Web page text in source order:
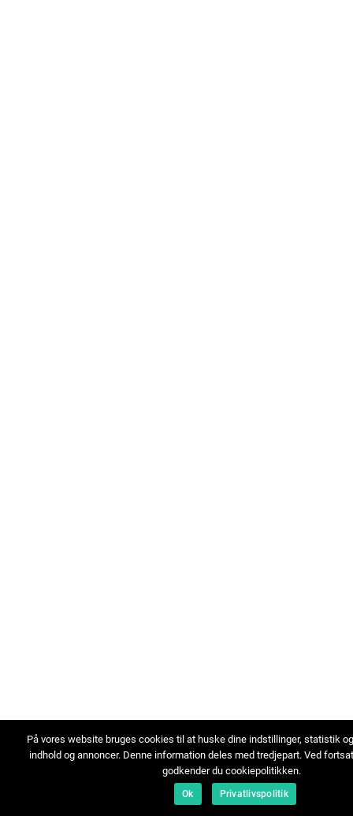
På vores website bruges cookies til at huske dine indstillinger, statistik
indhold og annoncer. Denne information deles med tredjepart. Ved
godkender du cookiepolitikken.
Ok Privatlivspolitik